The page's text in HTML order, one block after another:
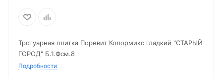
Тротуарная плитка Поревит Колормикс гладкий "СТАРЫЙ
ГОРОД" Б.1.Фсм.8
Подробности